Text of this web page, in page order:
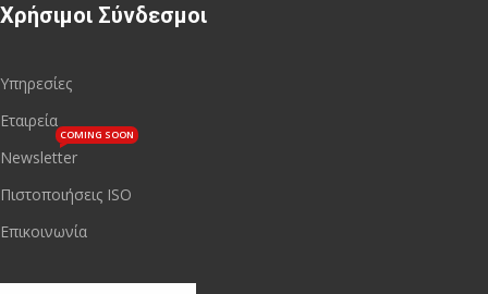
Χρήσιμοι Σύνδεσμοι
Υπηρεσίες
Εταιρεία
Newsletter
COMING SOON
Πιστοποιήσεις ISO
Επικοινωνία